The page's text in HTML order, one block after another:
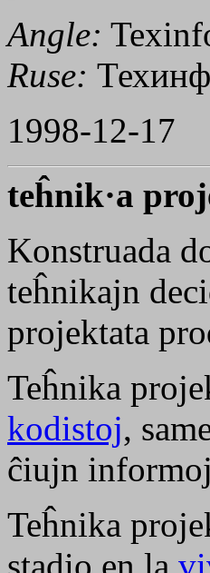
Angle:
Ruse:
1998-12-17
teĥnik·a
Konstruada
teĥnikajn
projektata
Teĥnika
kodistoj,
ĉiujn
Teĥnika